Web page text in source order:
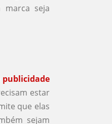
marca seja
publicidade
estar
que elas
sejam